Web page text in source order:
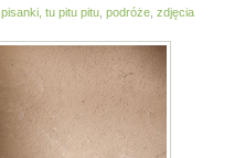
pisanki, tu pitu pitu podróże zdjęcia